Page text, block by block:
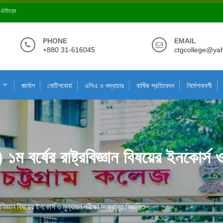
ঐতিহ্যে
PHONE
+880 31-616045
EMAIL
জার্নাল নোটিশবোর্ড এপিএ ও শুদ্ধাচার বার্ষিক প্রতিবেদন নির্দেশনাবলী
বর্ষের রাষ্ট্রবিজ্ঞান বিষয়ের
বিষয়ের ইনকোর্স ও মূল্যায়ন পরীক্ষা সংক্রান্ত বিজ্ঞপ্তি